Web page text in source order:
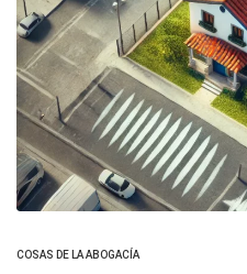
COSAS DE LA ABOGACÍA